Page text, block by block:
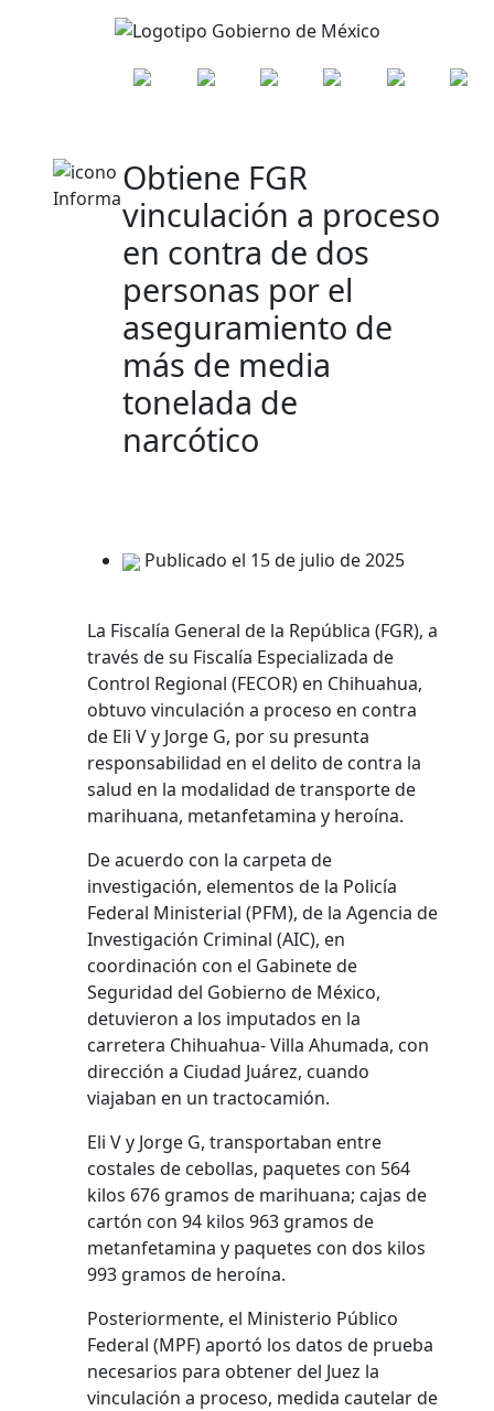
Obtiene FGR
vinculación a proceso
en contra de dos
personas por el
aseguramiento de
más de media
tonelada de
narcótico
Publicado el 15 de julio de 2025
La Fiscalía General de la República (FGR), a
través de su Fiscalía Especializada de
Control Regional (FECOR) en Chihuahua,
obtuvo vinculación a proceso en contra
de Eli V y Jorge G, por su presunta
responsabilidad en el delito de contra la
salud en la modalidad de transporte de
marihuana, metanfetamina y heroína.
De acuerdo con la carpeta de
investigación, elementos de la Policía
Federal Ministerial (PFM), de la Agencia de
Investigación Criminal (AIC), en
coordinación con el Gabinete de
Seguridad del Gobierno de México,
detuvieron a los imputados en la
carretera Chihuahua- Villa Ahumada, con
dirección a Ciudad Juárez, cuando
viajaban en un tractocamión.
Eli V y Jorge G, transportaban entre
costales de cebollas, paquetes con 564
kilos 676 gramos de marihuana; cajas de
cartón con 94 kilos 963 gramos de
metanfetamina y paquetes con dos kilos
993 gramos de heroína.
Posteriormente, el Ministerio Público
Federal (MPF) aportó los datos de prueba
necesarios para obtener del Juez la
vinculación a proceso, medida cautelar de